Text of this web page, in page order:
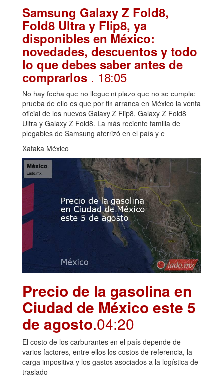
Samsung Galaxy Z Fold8,
Fold8 Ultra y Flip8, ya
disponibles en México:
novedades, descuentos y todo
lo que debes saber antes de
comprarlos . 18:05
No hay fecha que no llegue ni plazo que no se cumpla:
prueba de ello es que por fin arranca en México la venta
oficial de los nuevos Galaxy Z Flip8, Galaxy Z Fold8
Ultra y Galaxy Z Fold8. La más reciente familia de
plegables de Samsung aterrizó en el país y e
Xataka México
Precio de la gasolina en
Ciudad de México este 5
de agosto.04:20
El costo de los carburantes en el país depende de
varios factores, entre ellos los costos de referencia, la
carga impositiva y los gastos asociados a la logística de
traslado